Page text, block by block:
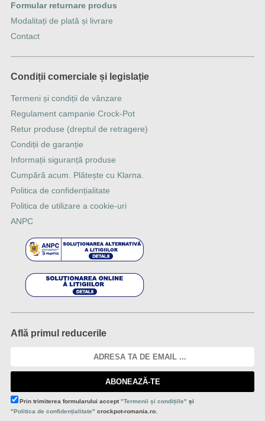
Formular returnare produs
Modalitați de plată și livrare
Contact
Condiții comerciale și legislație
Termeni și condiții de vânzare
Regulament campanie Crock-Pot
Retur produse (dreptul de retragere)
Condiții de garanție
Informații siguranță produse
Cumpără acum. Plătește cu Klarna.
Politica de confidențialitate
Politica de utilizare a cookie-uri
ANPC
Află primul reducerile
ABONEAZĂ-TE
Prin trimiterea formularului accept"Termenii și condițiile" și
"Politica de confidențialitate" crockpot-romania.ro.